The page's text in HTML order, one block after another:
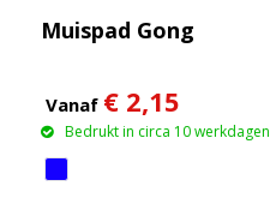
Muispad Gong
Vanaf € 2,15
Bedrukt in circa 10 werkdagen